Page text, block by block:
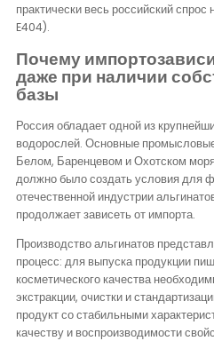
практически весь российский
E404).
Почему
даже при наличии
базы
Россия обладает одной из
водорослей. Основные
Белом, Баренцевом и Охотском
должно было создать условия для
отечественной индустрии
продолжает зависеть от импорта.
Производство альгинатов
процесс: для выпуска продукции
косметического качества
экстракции, очистки и
продукт со стабильными
качеству и воспроизводимости